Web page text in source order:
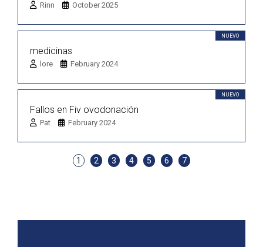
Rinn October 2025
NUEVO
medicinas
lore February 2024
NUEVO
Fallos en Fiv ovodonación
Pat February 2024
1 2 3 4 5 6 7